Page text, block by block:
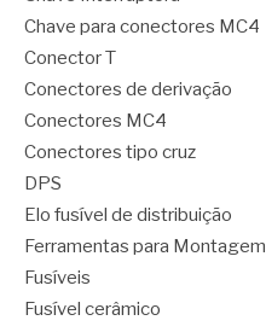
Chave para conectores MC4
Conector T
Conectores de derivação
Conectores MC4
Conectores tipo cruz
DPS
Elo fusível de distribuição
Ferramentas para Montagem
Fusíveis
Fusível cerâmico